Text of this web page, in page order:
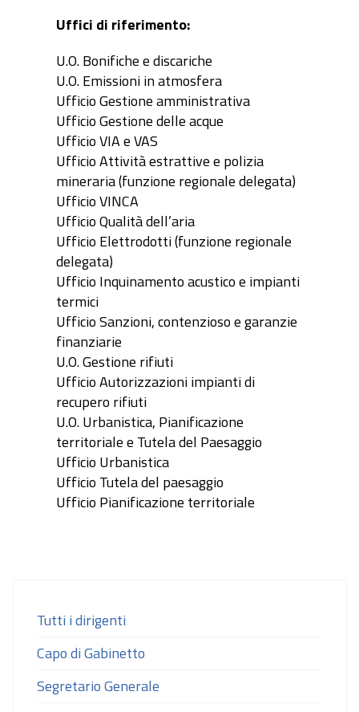
Uffici di riferimento:
U.O. Bonifiche e discariche
U.O. Emissioni in atmosfera
Ufficio Gestione amministrativa
Ufficio Gestione delle acque
Ufficio VIA e VAS
Ufficio Attività estrattive e polizia
mineraria (funzione regionale delegata)
Ufficio VINCA
Ufficio Qualità dell’aria
Ufficio Elettrodotti (funzione regionale
delegata)
Ufficio Inquinamento acustico e impianti
termici
Ufficio Sanzioni, contenzioso e garanzie
finanziarie
U.O. Gestione rifiuti
Ufficio Autorizzazioni impianti di
recupero rifiuti
U.O. Urbanistica, Pianificazione
territoriale e Tutela del Paesaggio
Ufficio Urbanistica
Ufficio Tutela del paesaggio
Ufficio Pianificazione territoriale
Tutti i dirigenti
Capo di Gabinetto
Segretario Generale